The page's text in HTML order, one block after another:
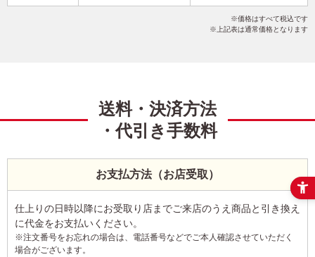
かわいい 富士山 イラスト こだわりデザイン
価格はすべて税込です
上記表は通常価格となります
送料・決済方法
・代引き手数料
お支払方法（お店受取）
仕上りの日時以降にお受取り店までご来店のうえ商品と引き換え
に代金をお支払いください。
※注文番号をお忘れの場合は、電話番号などでご本人確認させていただく
場合がございます。